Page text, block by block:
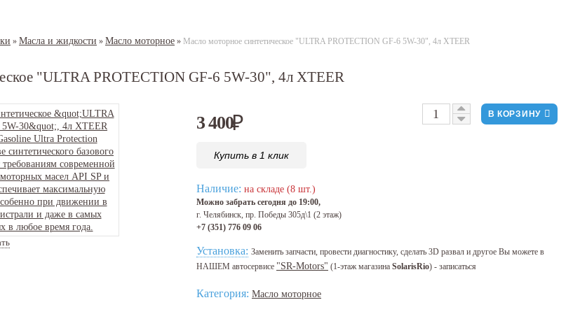
» Масла и жидкости » Масло моторное » Масло моторное синтетическое "ULTRA PROTECTION GF-6 5W-30", 4л XTEER
"ULTRA PROTECTION GF-6 5W-30", 4л XTEER
3 400₽
В КОРЗИНУ
Купить в 1 клик
Наличие: на складе (8 шт.)
Можно забрать сегодня до 19:00,
г. Челябинск, пр. Победы 305д\1 (2 этаж)
+7 (351) 776 09 06
Установка: Заменить запчасти, провести диагностику, сделать 3D развал и другое Вы можете в
НАШЕМ автосервисе "SR-Motors" (1-этаж магазина SolarisRio) - записаться
Категория: Масло моторное